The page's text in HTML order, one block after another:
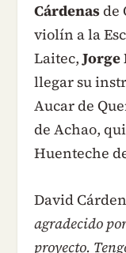
Cárdenasde
violín a la
Laitec,Jorge
llegar su
Aucar de
de Achao,
Huenteche
David
agradecido
proyecto.